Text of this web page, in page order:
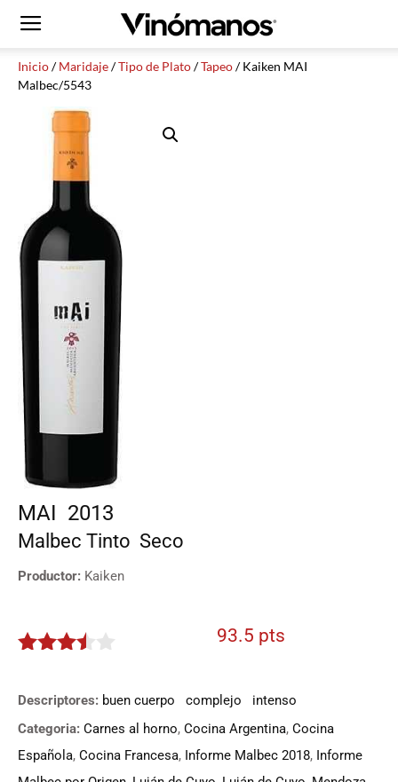
Inicio/Maridaje/Tipo de Plato/Tapeo/ Kaiken MAI
Malbec/5543
MAI 2013
Malbec Tinto Seco
Productor: Kaiken
93.5 pts
Descriptores: buen cuerpo complejo
intenso
Categoria: Carnes al horno, Cocina Argentina, Cocina
Española, Cocina Francesa, Informe Malbec 2018, Informe